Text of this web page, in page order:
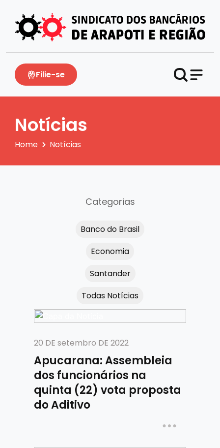
Filie-se
Notícias
Home Notícias
Categorias
Banco do Brasil
Economia
Santander
Todas Notícias
20 DE setembro DE 2022
Apucarana: Assembleia
dos funcionários na
quinta (22) vota proposta
do Aditivo